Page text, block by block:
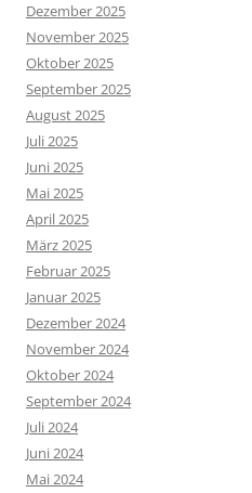
Dezember 2025
November 2025
Oktober 2025
September 2025
August 2025
Juli 2025
Juni 2025
Mai 2025
April 2025
März 2025
Februar 2025
Januar 2025
Dezember 2024
November 2024
Oktober 2024
September 2024
Juli 2024
Juni 2024
Mai 2024